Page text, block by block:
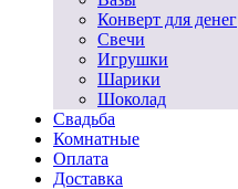
Конверт для денег
Свечи
Игрушки
Шарики
Шоколад
Свадьба
Комнатные
Оплата
Доставка